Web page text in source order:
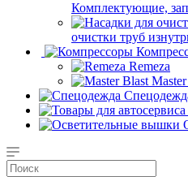
Комплектующие,
очистки труб
Remeza